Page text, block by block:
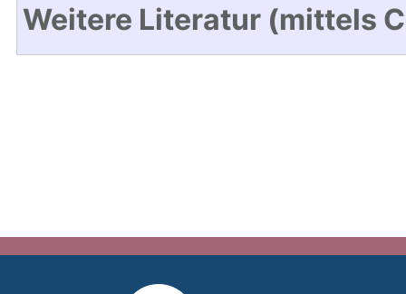
Weitere Literatur (mittels